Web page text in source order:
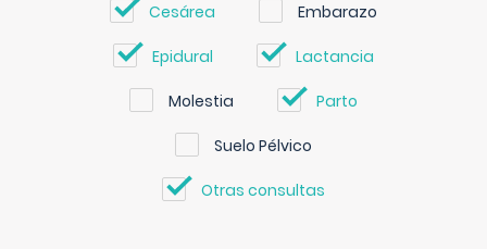
Cesárea Embarazo
Epidural Lactancia
Molestia Parto
Suelo Pélvico
Otras consultas